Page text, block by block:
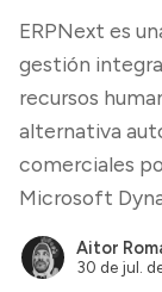
ERPNext es
gestión
recursos
alternativa
comerciales
Microsoft
Aitor
30 de jul.